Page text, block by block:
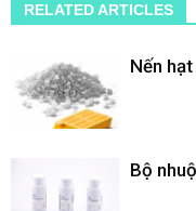
RELATED ARTICLES
Nến
Bộ